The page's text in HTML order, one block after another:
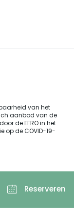
Reserveren
van het
aanbod van de
de EFRO in het
op de COVID-19-
- Alle rechten